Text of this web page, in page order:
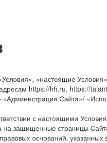
«настоящие
https://hh.ru, https://
Сайта»/
с настоящими
защищенные страницы
оснований,